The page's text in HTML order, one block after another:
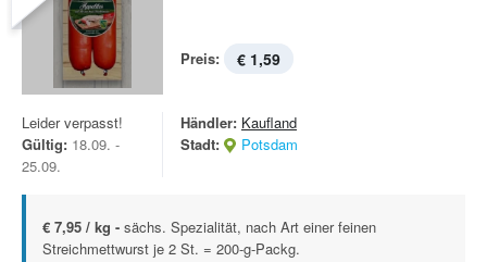
Preis: € 1,59
Leider verpasst!
Gültig: 18.09. -
25.09.
Händler: Kaufland
Stadt:
Potsdam
€ 7,95 / kg - sächs. Spezialität, nach Art einer feinen
Streichmettwurst je 2 St. = 200-g-Packg.